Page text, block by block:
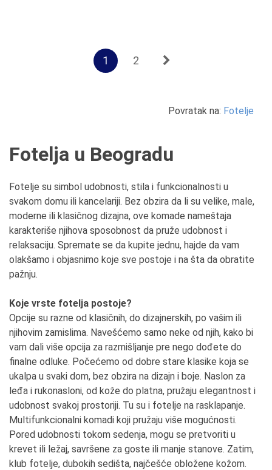
1 2
Povratak na: Fotelje
Fotelja u Beogradu
Fotelje su simbol udobnosti, stila i funkcionalnosti u
svakom domu ili kancelariji. Bez obzira da li su velike, male,
moderne ili klasičnog dizajna, ove komade nameštaja
karakteriše njihova sposobnost da pruže udobnost i
relaksaciju. Spremate se da kupite jednu, hajde da vam
olakšamo i objasnimo koje sve postoje i na šta da obratite
pažnju.
Koje vrste fotelja postoje?
Opcije su razne od klasičnih, do dizajnerskih, po vašim ili
njihovim zamislima. Navešćemo samo neke od njih, kako bi
vam dali više opcija za razmišljanje pre nego dođete do
finalne odluke. Počećemo od dobre stare klasike koja se
ukalpa u svaki dom, bez obzira na dizajn i boje. Naslon za
leđa i rukonasloni, od kože do platna, pružaju elegantnost i
udobnost svakoj prostoriji. Tu su i fotelje na rasklapanje.
Multifunkcionalni komadi koji pružaju više mogućnosti.
Pored udobnosti tokom sedenja, mogu se pretvoriti u
krevet ili ležaj, savršene za goste ili manje stanove. Zatim,
klub fotelje, dubokih sedišta, najčešće obložene kožom.